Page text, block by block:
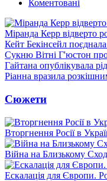
Коментовані
Міранда Керр відверто
Кейт Бекінсейл
Сукню Вітні Г'юстон
Гайтана опублікувала
Ріанна вразила
Сюжети
Вторгнення Росії в
Війна на Близькому
Ескалація для Європи.